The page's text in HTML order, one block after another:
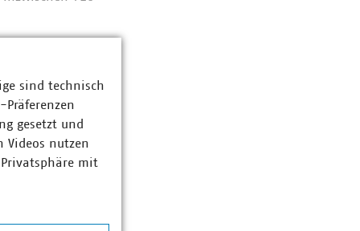
(EEG 2027) und
Fortschritte bei
sind technisch
gesetzt und
Videos nutzen
mit